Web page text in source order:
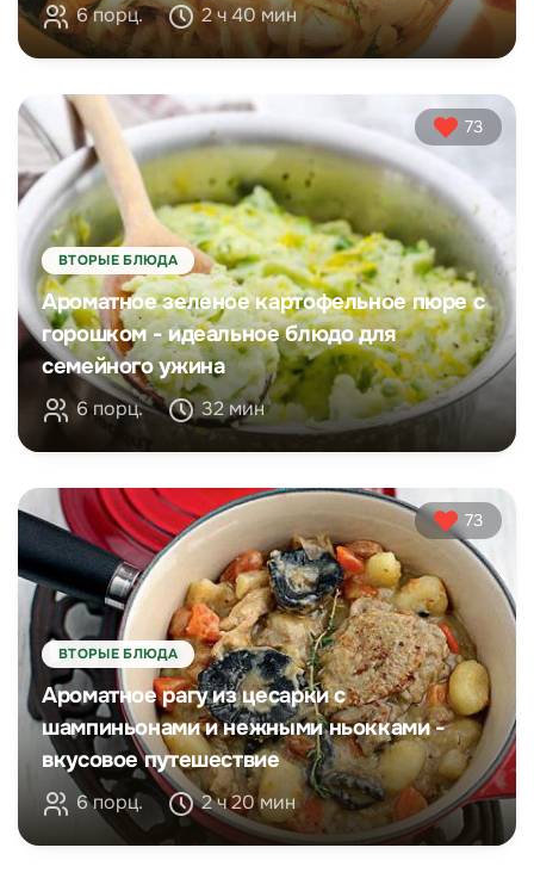
6 порц. 2 ч 40 мин
73
ВТОРЫЕ БЛЮДА
Ароматное зеленое картофельное пюре с
горошком - идеальное блюдо для
семейного ужина
6 порц. 32 мин
73
ВТОРЫЕ БЛЮДА
Ароматное рагу из цесарки с
шампиньонами и нежными ньокками -
вкусовое путешествие
6 порц. 2 ч 20 мин